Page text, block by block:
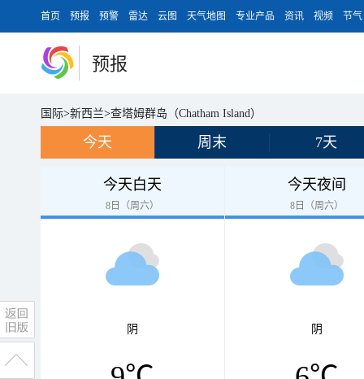
首页 预报 预警 雷达 云图 天气地图 专业产品 资讯 视频 节气
预报
国际>新西兰>查塔姆群岛（Chatham Island）
今天 周末 7天
今天白天
8日（周六）
阴
今天夜间
8日（周六）
阴